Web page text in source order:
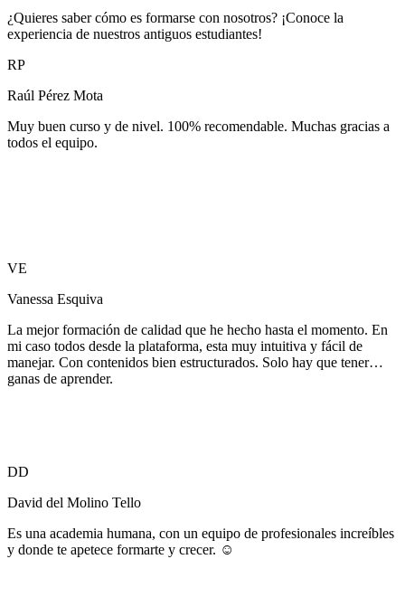
¿Quieres saber cómo es formarse con nosotros? ¡Conoce la
experiencia de nuestros antiguos estudiantes!
RP
Raúl Pérez Mota
Muy buen curso y de nivel. 100% recomendable. Muchas gracias a
todos el equipo.
VE
Vanessa Esquiva
La mejor formación de calidad que he hecho hasta el momento. En
mi caso todos desde la plataforma, esta muy intuitiva y fácil de
manejar. Con contenidos bien estructurados. Solo hay que tener
ganas de aprender.
DD
David del Molino Tello
Es una academia humana, con un equipo de profesionales increíbles
y donde te apetece formarte y crecer. ☺️